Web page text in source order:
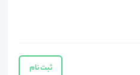
ثبت نام